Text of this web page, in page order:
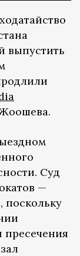
выпустить
Суд
—
поскольку
пресечения